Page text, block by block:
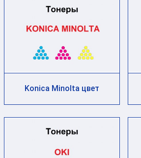
Konica Minolta цвет